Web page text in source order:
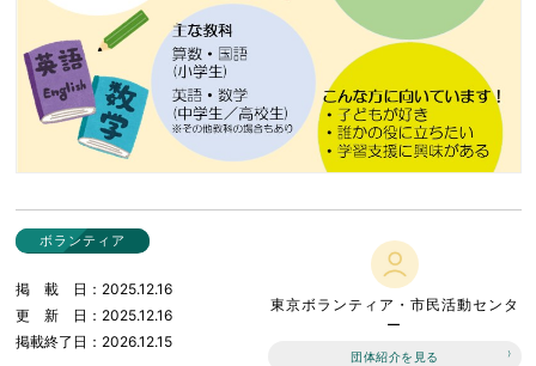
ボランティア
掲載日
2025.12.16
更新日
2025.12.16
掲載終了日
2026.12.15
東京ボランティア・市民活動センタ
ー
団体紹介を見る